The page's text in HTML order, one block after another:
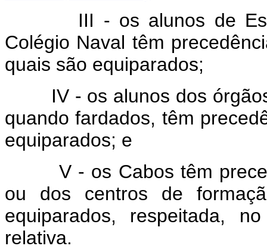
III - os alunos de
Colégio Naval têm
quais são equiparados;
IV - os alunos dos
quando fardados, têm
equiparados; e
V - os Cabos têm
ou dos centros de
equiparados, respeitada,
relativa.